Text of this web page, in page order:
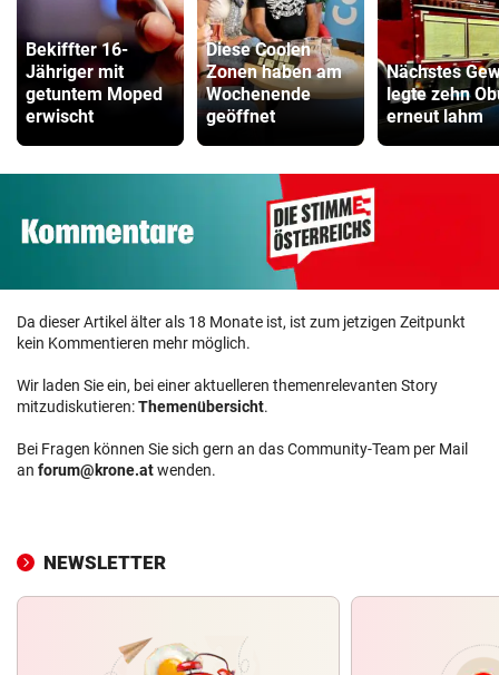
Bekiffter 16-
Jähriger mit
getuntem Moped
erwischt
Diese Coolen
Zonen haben am
Wochenende
geöffnet
Nächstes
legte zehn
erneut lahm
Da dieser Artikel älter als 18 Monate ist, ist zum jetzigen Zeitpunkt
kein Kommentieren mehr möglich.
Wir laden Sie ein, bei einer aktuelleren themenrelevanten Story
mitzudiskutieren:Themenübersicht.
Bei Fragen können Sie sich gern an das Community-Team per Mail
an forum@krone.atwenden.
NEWSLETTER